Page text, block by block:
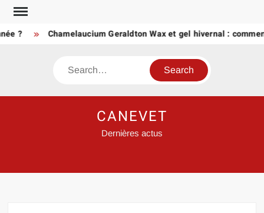
Skip
content
? Chamelaucium Geraldton Wax et gel hivernal :
Search
CANEVET
Dernières actus